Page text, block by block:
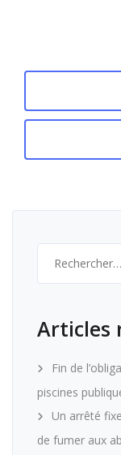
Articles
Fin de
piscines
Un arrêté
de fumer aux